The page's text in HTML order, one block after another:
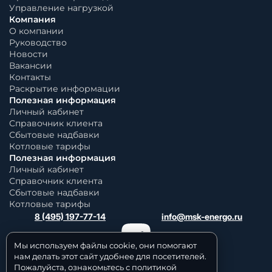
Мы используем файлы cookie, они помогают
нам делать этот сайт удобнее для посетителей.
Пожалуйста, ознакомьтесь с политикой
Управление нагрузкой
Компания
О компании
Руководство
Новости
Вакансии
Контакты
Раскрытие информации
Полезная информация
Личный кабинет
Справочник клиента
Сбытовые надбавки
Котловые тарифы
Полезная информация
Личный кабинет
Справочник клиента
Сбытовые надбавки
Котловые тарифы
8 (495) 197-77-14 info@msk-energo.ru